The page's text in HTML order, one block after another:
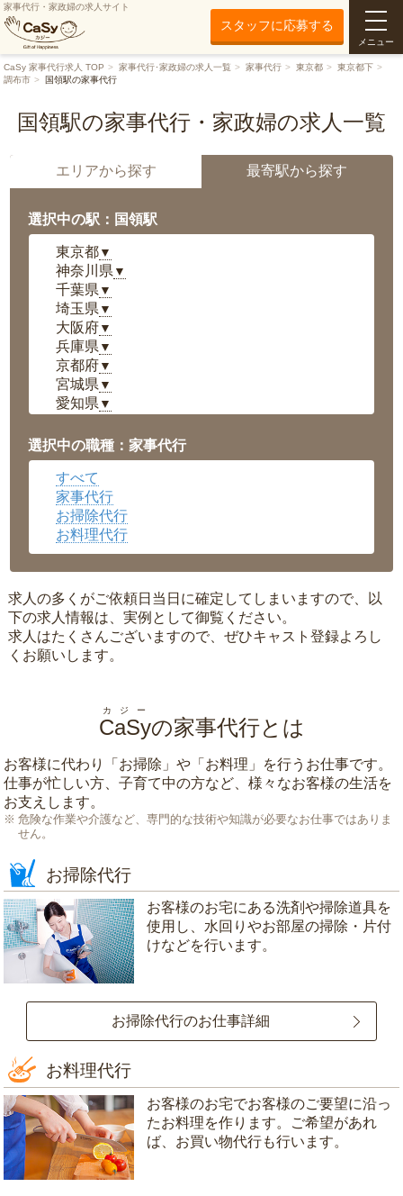
家事代行・家政婦の求人サイト
スタッフに応募する
メニュー
CaSy 家事代行求人 TOP 家事代行･家政婦の求人一覧 家事代行 東京都
東京都下
調布市
国領駅の家事代行
国領駅の家事代行・家政婦の求人一覧
エリアから探す 最寄駅から探す
選択中の駅：国領駅
東京都▼
神奈川県 ▼
千葉県 ▼
埼玉県 ▼
大阪府▼
兵庫県 ▼
京都府▼
宮城県 ▼
愛知県 ▼
岡山県▼
広島県▼
沖縄県
選択中の職種：家事代行
すべて
家事代行
お掃除代行
お料理代行
求人の多くがご依頼日当日に確定してしまいますので、以
下の求人情報は、実例として御覧ください。
求人はたくさんございますので、ぜひキャスト登録よろし
くお願いします。
CaSy
カジー
の家事代行とは
お客様に代わり「 お掃除 」や「 お料理 」を行うお仕事です。
仕事が忙しい方、子育て中の方など、様々なお客様の生活を
お支えします。
危険な作業や介護など、専門的な技術や知識が必要なお仕事ではありま
せん。
お掃除代行
お客様のお宅にある洗剤や掃除道具を
使用し、水回りやお部屋の掃除・片付
けなどを行います。
お掃除代行のお仕事詳細
お料理代行
お客様のお宅でお客様のご要望に沿っ
たお料理を作ります。ご希望があれ
ば、お買い物代行も行います。